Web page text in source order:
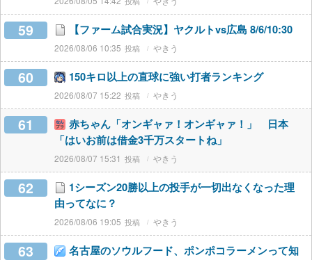
59 【ファーム試合実況】ヤクルトvs広島 8/6/10:30
2026/08/06 10:35 やきう
60 150キロ以上の直球に強い打者ランキング
2026/08/07 15:22 やきう
61
赤ちゃん「オンギャァ！オンギャァ！」 日本
「はいお前は借金3千万スタートね」
2026/08/07 15:31 やきう
62
1シーズン20勝以上の投手が一切出なくなった理
由ってなに？
2026/08/06 19:05 やきう
63
名古屋のソウルフード、ポンポコラーメンって知